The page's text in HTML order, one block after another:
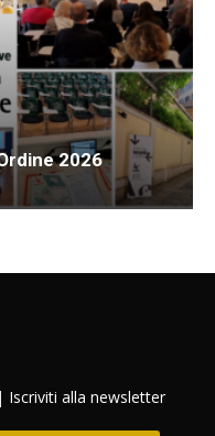
2026
| Iscriviti alla newsletter